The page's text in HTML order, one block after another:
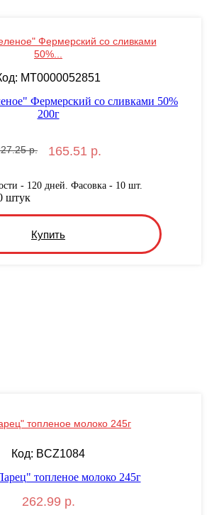
Фермерский со сливками
50%...
MT0000052851
р. 165.51 р.
- 120 дней. Фасовка - 10 шт.
Купить
штук
топленое молоко 245г
Код: BCZ1084
262.99 р.